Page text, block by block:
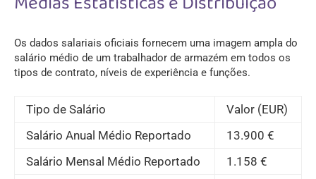
Os dados salariais oficiais fornecem uma imagem ampla do
salário médio de um trabalhador de armazém em todos os
tipos de contrato, níveis de experiência e funções.
Tipo de Salário
Valor (EUR)
Salário Anual Médio Reportado
13.900 €
Salário Mensal Médio Reportado
1.158 €